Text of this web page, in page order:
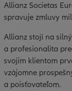
Allianz Societas
spravuje zmluvy
Allianz stojí na
a profesionalita
svojim klientom
vzájomne
a poisťovateľom.